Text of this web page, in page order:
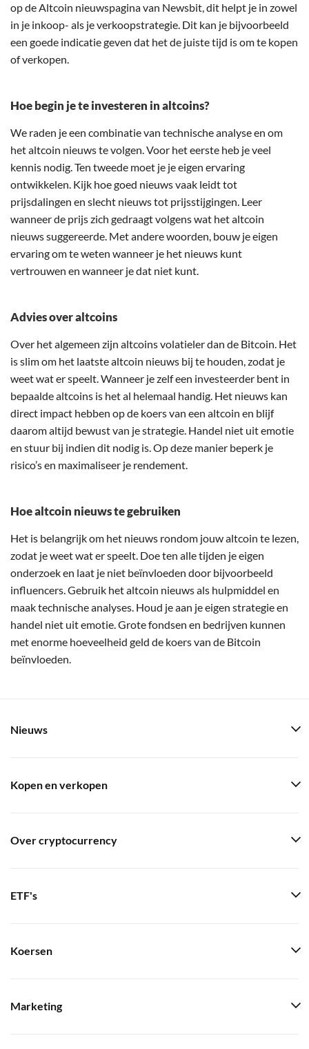
op de Altcoin nieuwspagina van Newsbit, dit helpt je in zowel
in je inkoop- als je verkoopstrategie. Dit kan je bijvoorbeeld
een goede indicatie geven dat het de juiste tijd is om te kopen
of verkopen.
Hoe begin je te investeren in altcoins?
We raden je een combinatie van technische analyse en om
het altcoin nieuws te volgen. Voor het eerste heb je veel
kennis nodig. Ten tweede moet je je eigen ervaring
ontwikkelen. Kijk hoe goed nieuws vaak leidt tot
prijsdalingen en slecht nieuws tot prijsstijgingen. Leer
wanneer de prijs zich gedraagt volgens wat het altcoin
nieuws suggereerde. Met andere woorden, bouw je eigen
ervaring om te weten wanneer je het nieuws kunt
vertrouwen en wanneer je dat niet kunt.
Advies over altcoins
Over het algemeen zijn altcoins volatieler dan de Bitcoin. Het
is slim om het laatste altcoin nieuws bij te houden, zodat je
weet wat er speelt. Wanneer je zelf een investeerder bent in
bepaalde altcoins is het al helemaal handig. Het nieuws kan
direct impact hebben op de koers van een altcoin en blijf
daarom altijd bewust van je strategie. Handel niet uit emotie
en stuur bij indien dit nodig is. Op deze manier beperk je
risico’s en maximaliseer je rendement.
Hoe altcoin nieuws te gebruiken
Het is belangrijk om het nieuws rondom jouw altcoin te lezen,
zodat je weet wat er speelt. Doe ten alle tijden je eigen
onderzoek en laat je niet beïnvloeden door bijvoorbeeld
influencers. Gebruik het altcoin nieuws als hulpmiddel en
maak technische analyses. Houd je aan je eigen strategie en
handel niet uit emotie. Grote fondsen en bedrijven kunnen
met enorme hoeveelheid geld de koers van de Bitcoin
beïnvloeden.
Nieuws
Kopen en verkopen
Over cryptocurrency
ETF's
Koersen
Marketing